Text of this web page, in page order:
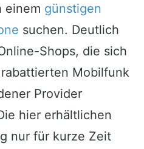
einem günstigen
suchen. Deutlich
Shops, die sich
Mobilfunk
Provider
hier erhältlichen
nur für kurze Zeit